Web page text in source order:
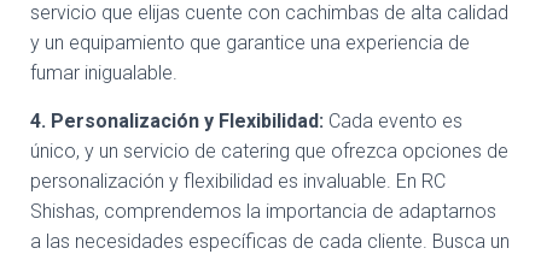
servicio que elijas cuente con cachimbas de alta calidad
y un equipamiento que garantice una experiencia de
fumar inigualable.
4. Personalización y Flexibilidad: Cada evento es
único, y un servicio de catering que ofrezca opciones de
personalización y flexibilidad es invaluable. En RC
Shishas, comprendemos la importancia de adaptarnos
a las necesidades específicas de cada cliente. Busca un